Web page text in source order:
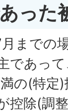
った
までの
であっ
の(特定
控除(調